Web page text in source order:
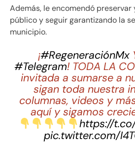
Además, le encomendó
público y seguir garantizando la
municipio.
¡#RegeneraciónMx
#Telegram! TODA LA
invitada a sumarse a
sigan toda nuestra
columnas, videos y
aquí y sigamos
https://
pic.twitter.com/